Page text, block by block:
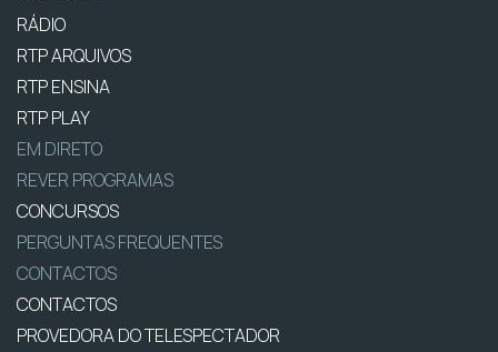
RÁDIO
RTP ARQUIVOS
RTP ENSINA
RTP PLAY
EM DIRETO
REVER PROGRAMAS
CONCURSOS
PERGUNTAS FREQUENTES
CONTACTOS
CONTACTOS
PROVEDORA DO TELESPECTADOR